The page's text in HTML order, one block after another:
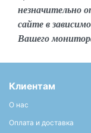
незначительно
сайте в
Вашего
Клиентам
О нас
Оплата и доставка